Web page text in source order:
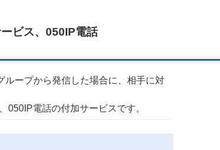
ビス、 050IP電話
ープから発信した場合に、相手に対
050IP電話の付加サービスです。